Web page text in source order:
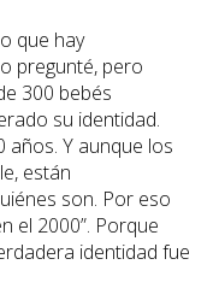
que hay
pregunté, pero
300 bebés
su identidad.
años. Y aunque los
están
son. Por eso
el 2000”. Porque
identidad fue